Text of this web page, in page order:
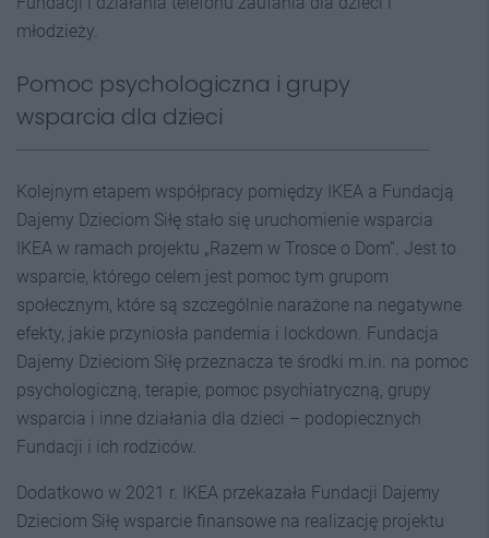
młodzieży.
Pomoc psychologiczna i grupy
wsparcia dla dzieci
Kolejnym etapem współpracy pomiędzy IKEA a Fundacją
Dajemy Dzieciom Siłę stało się uruchomienie wsparcia
IKEA w ramach projektu „Razem w Trosce o Dom”. Jest to
wsparcie, którego celem jest pomoc tym grupom
społecznym, które są szczególnie narażone na negatywne
efekty, jakie przyniosła pandemia i lockdown. Fundacja
Dajemy Dzieciom Siłę przeznacza te środki m.in. na pomoc
psychologiczną, terapie, pomoc psychiatryczną, grupy
wsparcia i inne działania dla dzieci – podopiecznych
Fundacji i ich rodziców.
Dodatkowo w 2021 r. IKEA przekazała Fundacji Dajemy
Dzieciom Siłę wsparcie finansowe na realizację projektu